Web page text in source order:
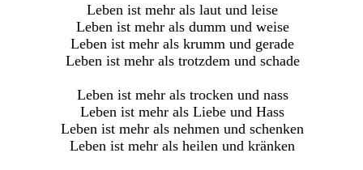
Leben ist mehr als laut und leise
Leben ist mehr als dumm und weise
Leben ist mehr als krumm und gerade
Leben ist mehr als trotzdem und schade
Leben ist mehr als trocken und nass
Leben ist mehr als Liebe und Hass
Leben ist mehr als nehmen und schenken
Leben ist mehr als heilen und kränken